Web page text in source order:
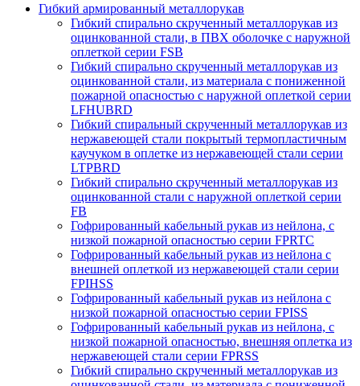
Гибкий армированный металлорукав
Гибкий спирально скрученный металлорукав из
оцинкованной стали, в ПВХ оболочке с наружной
оплеткой серии FSB
Гибкий спирально скрученный металлорукав из
оцинкованной стали, из материала с пониженной
пожарной опасностью с наружной оплеткой серии
LFHUBRD
Гибкий спиральный скрученный металлорукав из
нержавеющей стали покрытый термопластичным
каучуком в оплетке из нержавеющей стали серии
LTPBRD
Гибкий спирально скрученный металлорукав из
оцинкованной стали с наружной оплеткой серии
FB
Гофрированный кабельный рукав из нейлона, с
низкой пожарной опасностью серии FPRTC
Гофрированный кабельный рукав из нейлона с
внешней оплеткой из нержавеющей стали серии
FPIHSS
Гофрированный кабельный рукав из нейлона с
низкой пожарной опасностью серии FPISS
Гофрированный кабельный рукав из нейлона, с
низкой пожарной опасностью, внешняя оплетка из
нержавеющей стали серии FPRSS
Гибкий спирально скрученный металлорукав из